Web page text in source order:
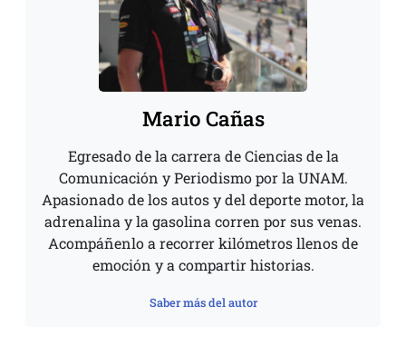
Mario Cañas
Egresado de la carrera de Ciencias de la
Comunicación y Periodismo por la UNAM.
Apasionado de los autos y del deporte motor, la
adrenalina y la gasolina corren por sus venas.
Acompáñenlo a recorrer kilómetros llenos de
emoción y a compartir historias.
Saber más del autor